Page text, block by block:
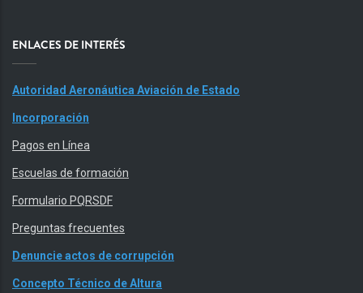
ENLACES DE INTERÉS
Autoridad Aeronáutica Aviación de Estado
Incorporación
Pagos en Línea
Escuelas de formación
Formulario PQRSDF
Preguntas frecuentes
Denuncie actos de corrupción
Concepto Técnico de Altura